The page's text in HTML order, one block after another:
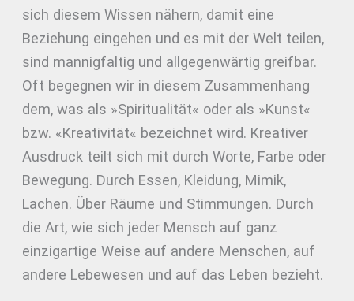
sich diesem Wissen nähern, damit eine
Beziehung eingehen und es mit der Welt teilen,
sind mannigfaltig und allgegenwärtig greifbar.
Oft begegnen wir in diesem Zusammenhang
dem, was als »Spiritualität« oder als »Kunst«
bzw. «Kreativität« bezeichnet wird. Kreativer
Ausdruck teilt sich mit durch Worte, Farbe oder
Bewegung. Durch Essen, Kleidung, Mimik,
Lachen. Über Räume und Stimmungen. Durch
die Art, wie sich jeder Mensch auf ganz
einzigartige Weise auf andere Menschen, auf
andere Lebewesen und auf das Leben bezieht.